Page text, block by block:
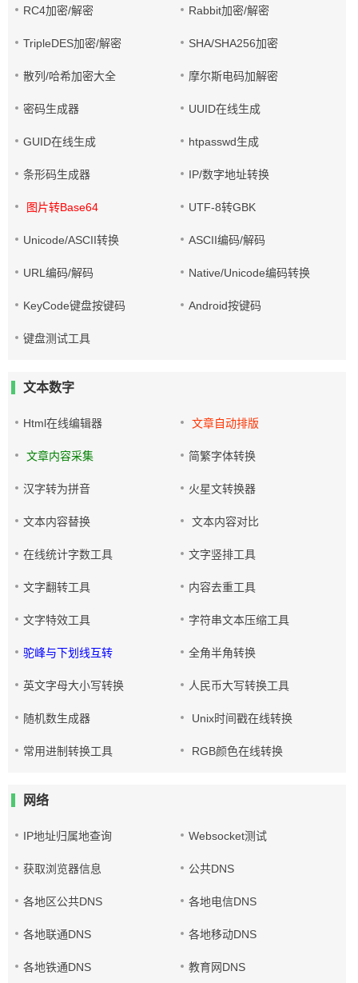
RC4加密/解密 Rabbit加密/解密
TripleDES加密/解密 SHA/SHA256加密
散列/哈希加密大全 摩尔斯电码加解密
密码生成器 UUID在线生成
GUID在线生成 htpasswd生成
条形码生成器 IP/数字地址转换
图片转Base64 UTF-8转GBK
Unicode/ASCII转换 ASCII编码/解码
URL编码/解码 Native/Unicode编码转换
KeyCode键盘按键码 Android按键码
键盘测试工具
文本数字
Html在线编辑器 文章自动排版
文章内容采集 简繁字体转换
汉字转为拼音 火星文转换器
文本内容替换 文本内容对比
在线统计字数工具 文字竖排工具
文字翻转工具 内容去重工具
文字特效工具 字符串文本压缩工具
驼峰与下划线互转 全角半角转换
英文字母大小写转换 人民币大写转换工具
随机数生成器 Unix时间戳在线转换
常用进制转换工具 RGB颜色在线转换
网络
IP地址归属地查询 Websocket测试
获取浏览器信息 公共DNS
各地区公共DNS 各地电信DNS
各地联通DNS 各地移动DNS
各地铁通DNS 教育网DNS